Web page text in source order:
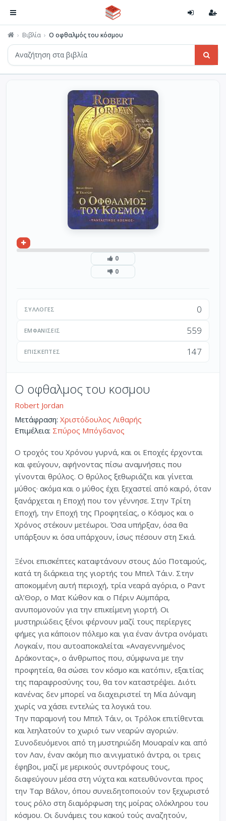
Βιβλία Ο οφθαλμός του κόσμου
0
0
ΣΥΛΛΟΓΈΣ 0
ΕΜΦΑΝΊΣΕΙΣ 559
ΕΠΙΣΚΈΠΤΕΣ 147
Ο οφθαλμος του κοσμου
Robert Jordan
Μετάφραση: Χριστόδουλος Λιθαρής
Επιμέλεια: Σπύρος Μπόγδανος
Ο τροχός του Χρόνου γυρνά, και οι Εποχές έρχονται
και φεύγουν, αφήνοντας πίσω αναμνήσεις που
γίνονται θρύλος. Ο θρύλος ξεθωριάζει και γίνεται
μύθος· ακόμα και ο μύθος έχει ξεχαστεί από καιρό, όταν
ξανάρχεται η Εποχή που τον γέννησε. Στην Τρίτη
Εποχή, την Εποχή της Προφητείας, ο Κόσμος και ο
Χρόνος στέκουν μετέωροι. Όσα υπήρξαν, όσα θα
υπάρξουν κι όσα υπάρχουν, ίσως πέσουν στη Σκιά.
Ξένοι επισκέπτες καταφτάνουν στους Δύο Ποταμούς,
κατά τη διάρκεια της γιορτής του Μπελ Τάιν. Στην
αποκομμένη αυτή περιοχή, τρία νεαρά αγόρια, ο Ραντ
αλ’Θορ, ο Ματ Κώθον και ο Πέριν Αϋμπάρα,
ανυπομονούν για την επικείμενη γιορτή. Οι
μυστηριώδεις ξένοι φέρνουν μαζί τους περίεργες
φήμες για κάποιον πόλεμο και για έναν άντρα ονόματι
Λογκαίν, που αυτοαποκαλείται «Αναγεννημένος
Δράκοντας», ο άνθρωπος που, σύμφωνα με την
προφητεία, θα σώσει τον κόσμο και κατόπιν, εξαιτίας
της παραφροσύνης του, θα τον καταστρέψει. Διότι
κανένας δεν μπορεί να διαχειριστεί τη Μία Δύναμη
χωρίς να χάσει εντελώς τα λογικά του.
Την παραμονή του Μπελ Τάιν, οι Τρόλοκ επιτίθενται
και λεηλατούν το χωριό των νεαρών αγοριών.
Συνοδευόμενοι από τη μυστηριώδη Μουαραίν και από
τον Λαν, έναν ακόμη πιο αινιγματικό άντρα, οι τρεις
έφηβοι, μαζί με μερικούς συντρόφους τους,
διαφεύγουν μέσα στη νύχτα και κατευθύνονται προς
την Ταρ Βάλον, όπου συνειδητοποιούν τον ξεχωριστό
τους ρόλο στη διαμόρφωση της μοίρας ολόκληρου του
κόσμου. Οι δυνάμεις του κακού τούς αναζητούν,